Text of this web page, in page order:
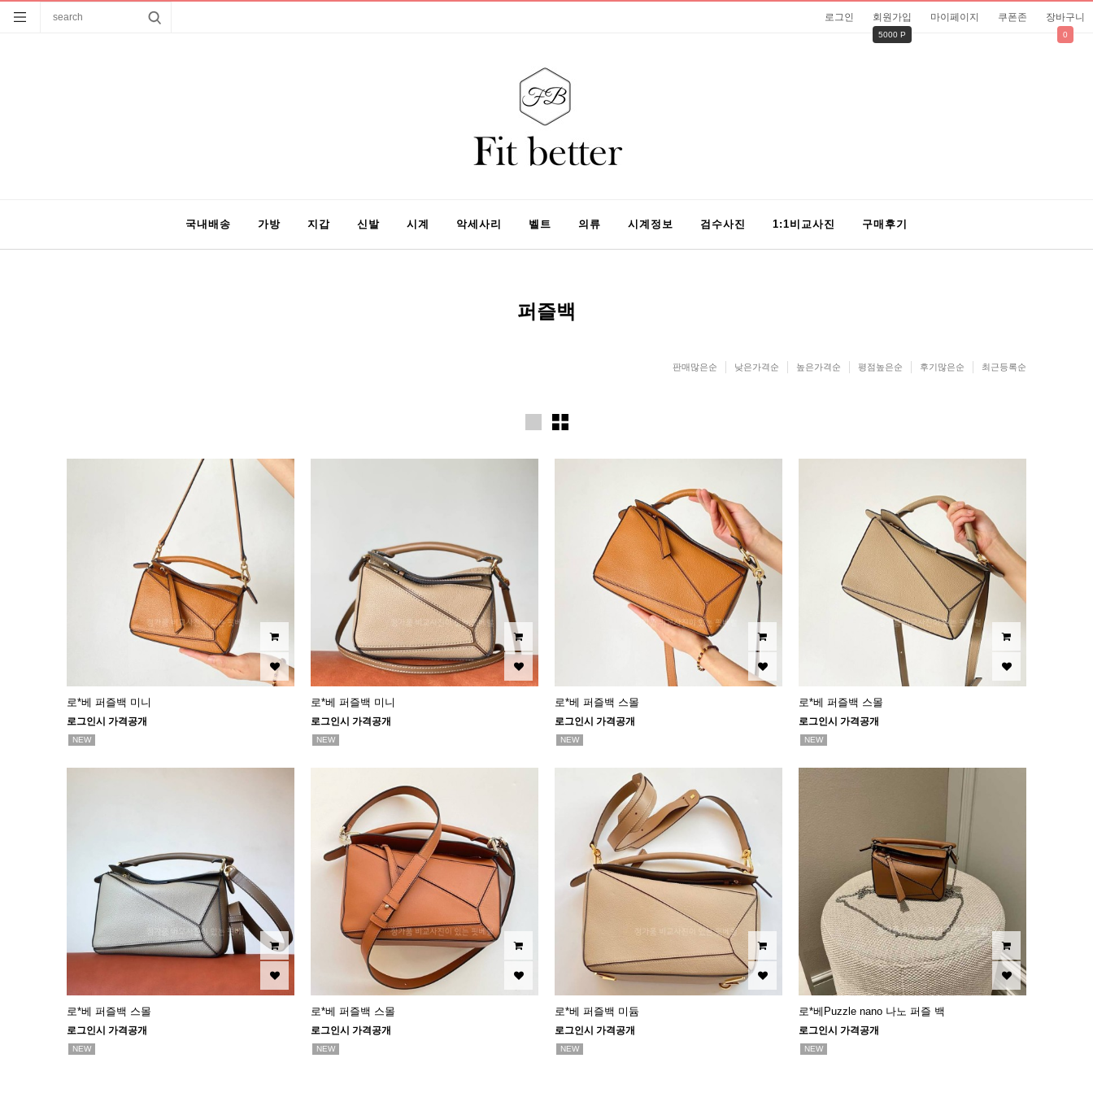
로그인 회원가입
5000 P
마이페이지 쿠폰존 장바구니
0
국내배송 가방 지갑 신발 시계 악세사리 벨트 의류 시계정보 검수사진 1:1비교사진 구매후기
퍼즐백
판매많은순 낮은가격순 높은가격순 평점높은순 후기많은순 최근등록순
로*베 퍼즐백 미니
로그인시 가격공개
NEW
로*베 퍼즐백 미니
로그인시 가격공개
NEW
로*베 퍼즐백 스몰
로그인시 가격공개
NEW
로*베 퍼즐백 스몰
로그인시 가격공개
NEW
로*베 퍼즐백 스몰
로그인시 가격공개
NEW
로*베 퍼즐백 스몰
로그인시 가격공개
NEW
로*베 퍼즐백 미듐
로그인시 가격공개
NEW
로*베Puzzle nano 나노 퍼즐 백
로그인시 가격공개
NEW